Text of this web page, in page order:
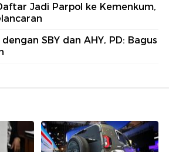
Jadi Parpol ke Kemenkum,
SBY dan AHY, PD: Bagus